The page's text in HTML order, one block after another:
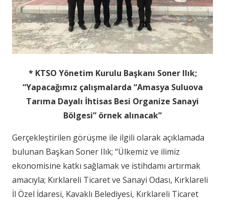
* KTSO Yönetim Kurulu Başkanı Soner Ilık;
“Yapacağımız çalışmalarda “Amasya Suluova
Tarıma Dayalı İhtisas Besi Organize Sanayi
Bölgesi” örnek alınacak”
Gerçekleştirilen görüşme ile ilgili olarak açıklamada
bulunan Başkan Soner Ilık; “Ülkemiz ve ilimiz
ekonomisine katkı sağlamak ve istihdamı artırmak
amacıyla; Kırklareli Ticaret ve Sanayi Odası, Kırklareli
İl Özel İdaresi, Kavaklı Belediyesi, Kırklareli Ticaret